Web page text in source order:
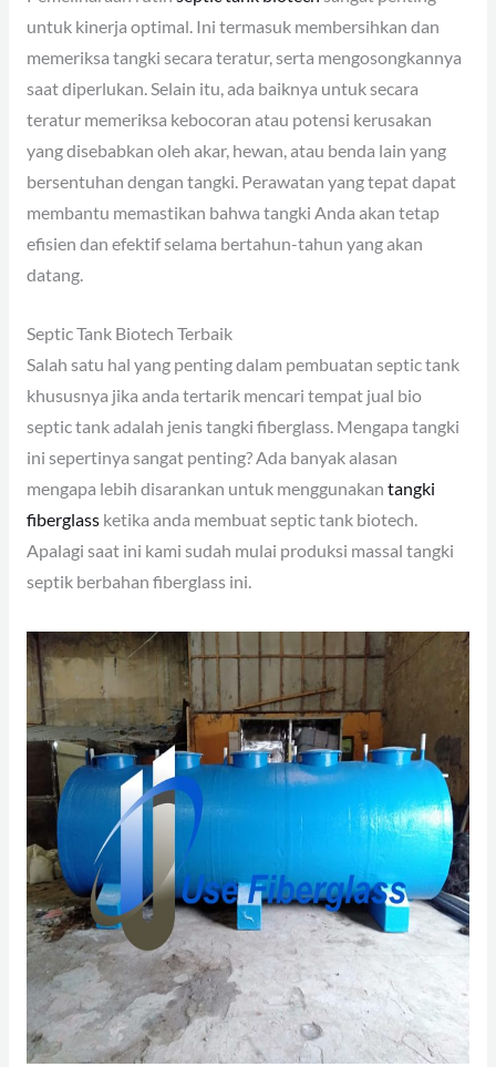
untuk kinerja optimal. Ini termasuk membersihkan dan
memeriksa tangki secara teratur, serta mengosongkannya
saat diperlukan. Selain itu, ada baiknya untuk secara
teratur memeriksa kebocoran atau potensi kerusakan
yang disebabkan oleh akar, hewan, atau benda lain yang
bersentuhan dengan tangki. Perawatan yang tepat dapat
membantu memastikan bahwa tangki Anda akan tetap
efisien dan efektif selama bertahun-tahun yang akan
datang.
Septic Tank Biotech Terbaik
Salah satu hal yang penting dalam pembuatan septic tank
khususnya jika anda tertarik mencari tempat jual bio
septic tank adalah jenis tangki fiberglass. Mengapa tangki
ini sepertinya sangat penting? Ada banyak alasan
mengapa lebih disarankan untuk menggunakan tangki
fiberglassketika anda membuat septic tank biotech.
Apalagi saat ini kami sudah mulai produksi massal tangki
septik berbahan fiberglass ini.